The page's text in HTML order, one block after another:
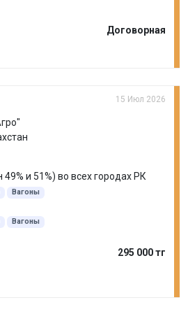
Договорная
15 Июл 2026
и 51%) во всех городах РК
Вагоны
Вагоны
295 000 тг